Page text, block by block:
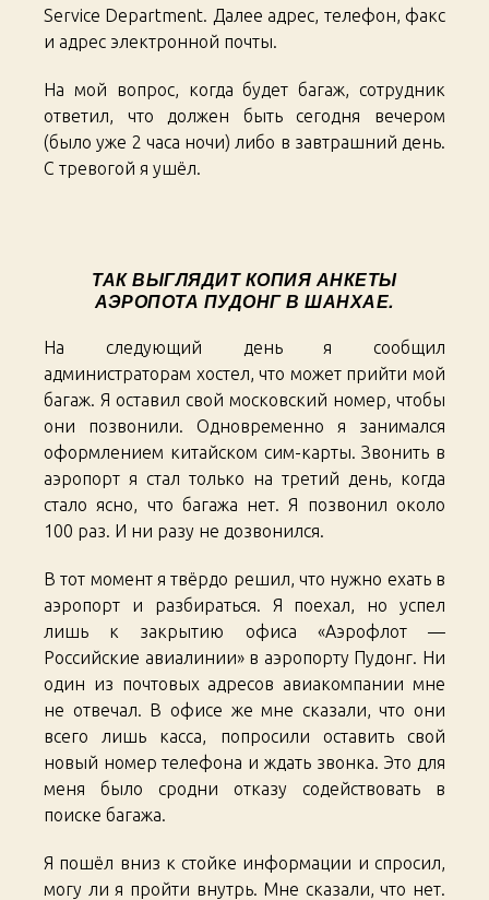
Service Department. Далее адрес, телефон, факс
и адрес электронной почты.
На мой вопрос, когда будет багаж, сотрудник
ответил, что должен быть сегодня вечером
(было уже 2 часа ночи) либо в завтрашний день.
С тревогой я ушёл.
ТАК ВЫГЛЯДИТ КОПИЯ АНКЕТЫ
АЭРОПОТА ПУДОНГ В ШАНХАЕ.
На следующий день я сообщил
администраторам хостел, что может прийти мой
багаж. Я оставил свой московский номер, чтобы
они позвонили. Одновременно я занимался
оформлением китайском сим-карты. Звонить в
аэропорт я стал только на третий день, когда
стало ясно, что багажа нет. Я позвонил около
100 раз. И ни разу не дозвонился.
В тот момент я твёрдо решил, что нужно ехать в
аэропорт и разбираться. Я поехал, но успел
лишь к закрытию офиса «Аэрофлот —
Российские авиалинии» в аэропорту Пудонг. Ни
один из почтовых адресов авиакомпании мне
не отвечал. В офисе же мне сказали, что они
всего лишь касса, попросили оставить свой
новый номер телефона и ждать звонка. Это для
меня было сродни отказу содействовать в
поиске багажа.
Я пошёл вниз к стойке информации и спросил,
могу ли я пройти внутрь. Мне сказали, что нет.